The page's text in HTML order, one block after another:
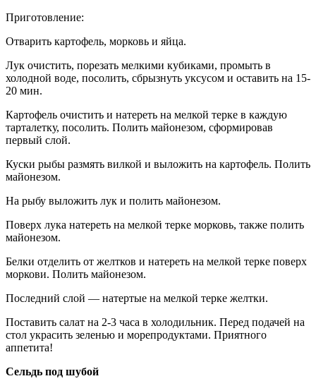
Приготовление:
Отварить картофель, морковь и яйца.
Лук очистить, порезать мелкими кубиками, промыть в
холодной воде, посолить, сбрызнуть уксусом и оставить на 15-
20 мин.
Картофель очистить и натереть на мелкой терке в каждую
тарталетку, посолить. Полить майонезом, сформировав
первый слой.
Куски рыбы размять вилкой и выложить на картофель. Полить
майонезом.
На рыбу выложить лук и полить майонезом.
Поверх лука натереть на мелкой терке морковь, также полить
майонезом.
Белки отделить от желтков и натереть на мелкой терке поверх
моркови. Полить майонезом.
Последний слой — натертые на мелкой терке желтки.
Поставить салат на 2-3 часа в холодильник. Перед подачей на
стол украсить зеленью и морепродуктами. Приятного
аппетита!
Сельдь под шубой